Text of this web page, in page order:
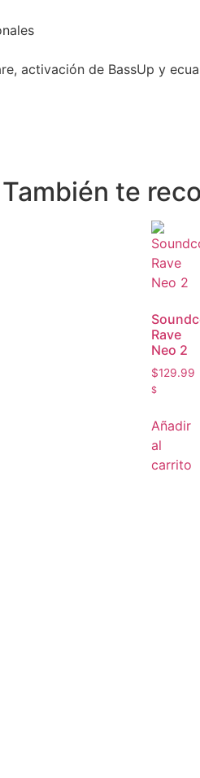
activación de BassUp y
También te
Rave
Neo 2
$129.99
$
Añadir
al
carrito